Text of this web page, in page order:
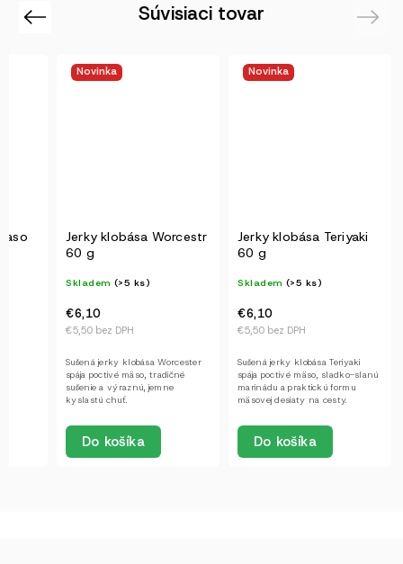
Súvisiaci tovar
Previous
Novinka
Jerky klobása Worcestr
60 g
Skladem (>5 ks)
€5,50 bez DPH
€6,10
Do košíka
Sušená jerky klobása Worcester
spája poctivé mäso, tradičné
sušenie a výraznú, jemne
kyslastú chuť.
Novinka
Jerky klobása Teriyaki
60 g
Skladem (>5 ks)
€5,50 bez DPH
€6,10
Do košíka
Sušená jerky klobása Teriyaki
spája poctivé mäso, sladko-slanú
marinádu a praktickú formu
mäsovej desiaty na cesty.
Next